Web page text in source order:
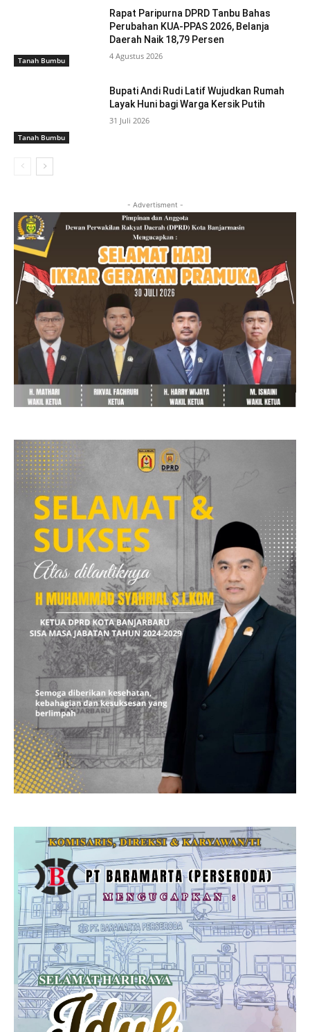
Tanah Bumbu
Rapat Paripurna DPRD Tanbu Bahas
Perubahan KUA-PPAS 2026, Belanja
Daerah Naik 18,79 Persen
4 Agustus 2026
Tanah Bumbu
Bupati Andi Rudi Latif Wujudkan Rumah
Layak Huni bagi Warga Kersik Putih
31 Juli 2026
- Advertisment -